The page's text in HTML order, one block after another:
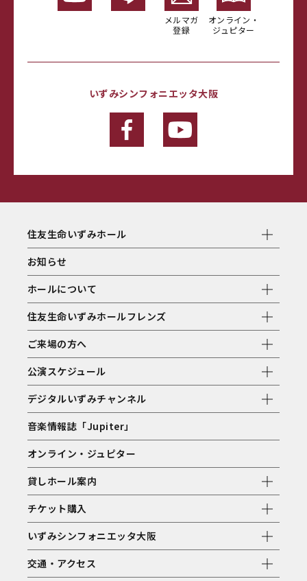
メルマガ
登録
オンライン・
ジュピター
いずみシンフォニエッタ大阪
住友生命いずみホール
お知らせ
ホールについて
住友生命いずみホールフレンズ
ご来場の方へ
公演スケジュール
デジタルいずみチャンネル
音楽情報誌「Jupiter」
オンライン・ジュピター
貸しホール案内
チケット購入
いずみシンフォニエッタ大阪
交通・アクセス